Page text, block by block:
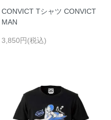
CONVICT Tシャツ CONVICT
MAN
3,850円(税込)